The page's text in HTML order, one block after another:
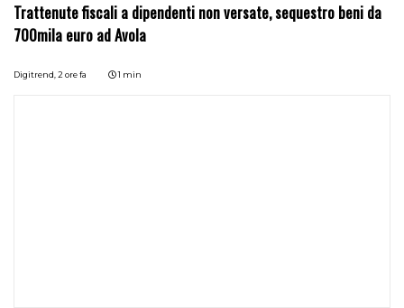
Trattenute fiscali a dipendenti non versate, sequestro beni da
700mila euro ad Avola
Digitrend,2 ore fa 1 min